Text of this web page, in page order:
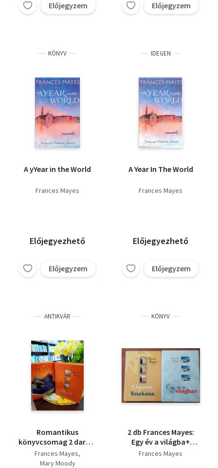
Előjegyzem Előjegyzem
KÖNYV
A yYear in the World
Frances Mayes
Előjegyezhető
Előjegyzem
IDEGEN
A Year In The World
Frances Mayes
Előjegyezhető
Előjegyzem
ANTIKVÁR
Romantikus
könyvcsomag 2 darab:
Édes élet Itáliában, Au
revoir avagy fél év Dél-
Frances Mayes
Mary Moody
KÖNYV
2 db Frances Mayes:
Egy év a világba+
Napsütötte Toszkána
Frances Mayes